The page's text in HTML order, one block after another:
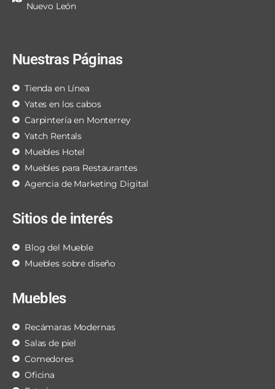
Nuevo León
Nuestras Páginas
Tienda en Línea
Yates en los cabos
Carpintería en Monterrey
Yatch Rentals
Muebles Hotel
Muebles para Restaurantes
Agencia de Marketing Digital
Sitios de interés
Blog del Mueble
Muebles sobre diseño
Muebles
Recámaras Modernas
Salas de piel
Comedores
Oficina